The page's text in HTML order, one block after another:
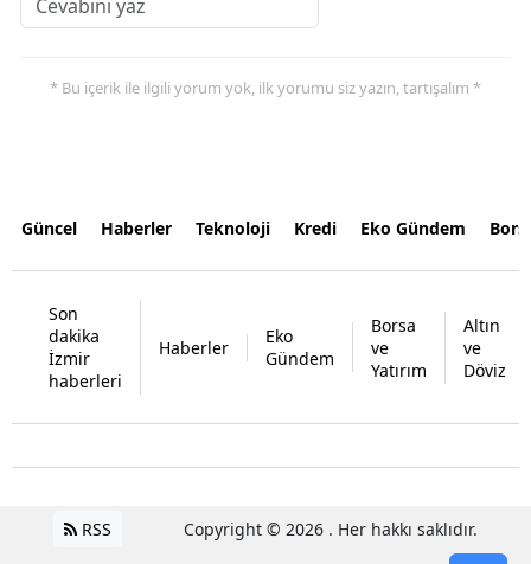
* Bu içerik ile ilgili yorum yok, ilk yorumu siz yazın, tartışalım *
Güncel Haberler Teknoloji Kredi Eko Gündem
Son
dakika
İzmir
haberleri
Haberler
Eko
Gündem
Borsa
ve
Yatırım
Altın
ve
Döviz
RSS Copyright © 2026 . Her hakkı saklıdır.